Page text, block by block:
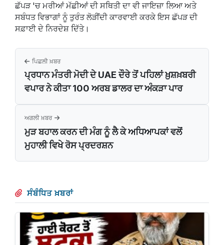
ਛੱਪੜ 'ਚ ਮਰੀਆਂ ਮੱਛੀਆਂ ਦੀ ਸਥਿਤੀ ਦਾ ਵੀ ਜਾਇਜ਼ਾ ਲਿਆ ਅਤੇ
ਸਬੰਧਤ ਵਿਭਾਗਾਂ ਨੂੰ ਤੁਰੰਤ ਲੋੜੀਂਦੀ ਕਾਰਵਾਈ ਕਰਕੇ ਇਸ ਛੱਪੜ ਦੀ
ਸਫ਼ਾਈ ਦੇ ਨਿਰਦੇਸ਼ ਦਿੱਤੇ।
ਪਿਛਲੀ ਖ਼ਬਰ
ਪ੍ਰਧਾਨ ਮੰਤਰੀ ਮੋਦੀ ਦੇ UAE ਦੌਰੇ ਤੋਂ ਪਹਿਲਾਂ ਖ਼ੁਸ਼ਖ਼ਬਰੀ
ਵਪਾਰ ਨੇ ਕੀਤਾ 100 ਅਰਬ ਡਾਲਰ ਦਾ ਅੰਕੜਾ ਪਾਰ
ਅਗਲੀ ਖ਼ਬਰ
ਮੁੜ ਬਹਾਲ ਕਰਨ ਦੀ ਮੰਗ ਨੂੰ ਲੈ ਕੇ ਅਧਿਆਪਕਾਂ ਵਲੋਂ
ਮੁਹਾਲੀ ਵਿਖੇ ਰੋਸ ਪ੍ਰਦਰਸ਼ਨ
ਸੰਬੰਧਿਤ ਖ਼ਬਰਾਂ